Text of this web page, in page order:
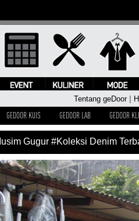
Tentang geDoor|
GEDOOR KUIS GEDOOR LAB GEDOOR
Gugur #Koleksi Denim